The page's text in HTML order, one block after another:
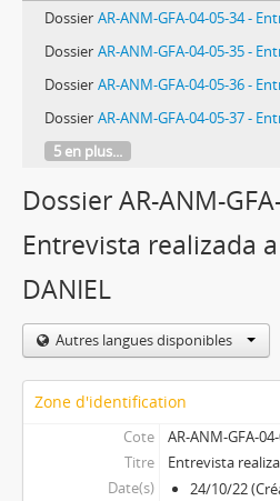
Dossier AR-ANM-GFA-04-05-34 -
Dossier AR-ANM-GFA-04-05-35 -
Dossier AR-ANM-GFA-04-05-36 -
Dossier AR-ANM-GFA-04-05-37 -
5 en plus...
Dossier AR-ANM-
Entrevista realizada
DANIEL
Autres langues disponibles
Zone d'identification
Cote
AR-ANM-GFA-
Titre
Entrevista
Date(s)
24/10/22